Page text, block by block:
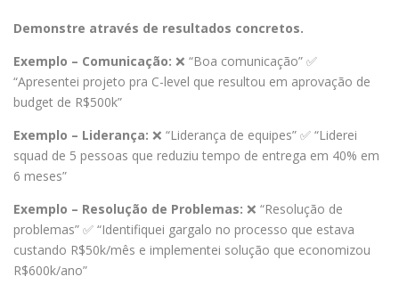
Demonstre através de resultados concretos.
Exemplo – Comunicação: ❌ “Boa comunicação” ✅
“Apresentei projeto pra C-level que resultou em aprovação de
budget de R$500k”
Exemplo – Liderança: ❌ “Liderança de equipes” ✅ “Liderei
squad de 5 pessoas que reduziu tempo de entrega em 40% em
6 meses”
Exemplo – Resolução de Problemas: ❌ “Resolução de
problemas” ✅ “Identifiquei gargalo no processo que estava
custando R$50k/mês e implementei solução que economizou
R$600k/ano”